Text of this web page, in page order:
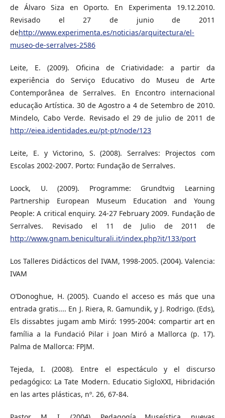
de Álvaro Siza en Oporto. En Experimenta 19.12.2010.
Revisado el 27 de junio de 2011
dehttp://www.experimenta.es/noticias/arquitectura/el-
museo-de-serralves-2586
Leite, E. (2009). Oficina de Criatividade: a partir da
experiência do Serviço Educativo do Museu de Arte
Contemporânea de Serralves. En Encontro internacional
educação Artística. 30 de Agostro a 4 de Setembro de 2010.
Mindelo, Cabo Verde. Revisado el 29 de julio de 2011 de
http://eiea.identidades.eu/pt-pt/node/123
Leite, E. y Victorino, S. (2008). Serralves: Projectos com
Escolas 2002-2007. Porto: Fundação de Serralves.
Loock, U. (2009). Programme: Grundtvig Learning
Partnership European Museum Education and Young
People: A critical enquiry. 24-27 February 2009. Fundação de
Serralves. Revisado el 11 de Julio de 2011 de
http://www.gnam.beniculturali.it/index.php?it/133/port
Los Talleres Didácticos del IVAM, 1998-2005. (2004). Valencia:
IVAM
O’Donoghue, H. (2005). Cuando el acceso es más que una
entrada gratis.... En J. Riera, R. Gamundik, y J. Rodrigo. (Eds),
Els dissabtes jugam amb Miró: 1995-2004: compartir art en
família a la Fundació Pilar i Joan Miró a Mallorca (p. 17).
Palma de Mallorca: FPJM.
Tejeda, I. (2008). Entre el espectáculo y el discurso
pedagógico: La Tate Modern. Educatio SigloXXI, Hibridación
en las artes plásticas, nº. 26, 67-84.